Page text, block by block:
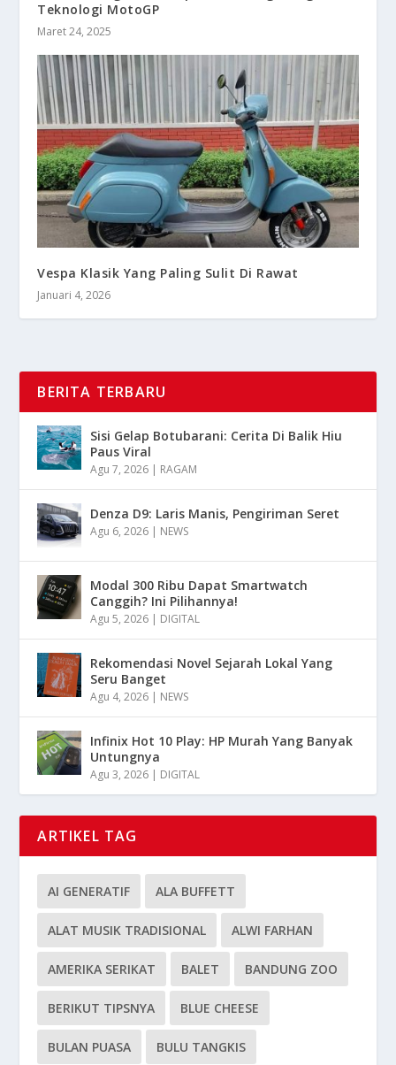
Teknologi MotoGP
Maret 24, 2025
Vespa Klasik Yang Paling Sulit Di Rawat
Januari 4, 2026
BERITA TERBARU
Sisi Gelap Botubarani: Cerita Di Balik Hiu
Paus Viral
Agu 7, 2026 | RAGAM
Denza D9: Laris Manis, Pengiriman Seret
Agu 6, 2026 | NEWS
Modal 300 Ribu Dapat Smartwatch
Canggih? Ini Pilihannya!
Agu 5, 2026 | DIGITAL
Rekomendasi Novel Sejarah Lokal Yang
Seru Banget
Agu 4, 2026 | NEWS
Infinix Hot 10 Play: HP Murah Yang Banyak
Untungnya
Agu 3, 2026 | DIGITAL
ARTIKEL TAG
AI GENERATIF ALA BUFFETT
ALAT MUSIK TRADISIONAL ALWI FARHAN
AMERIKA SERIKAT BALET BANDUNG ZOO
BERIKUT TIPSNYA BLUE CHEESE
BULAN PUASA BULU TANGKIS